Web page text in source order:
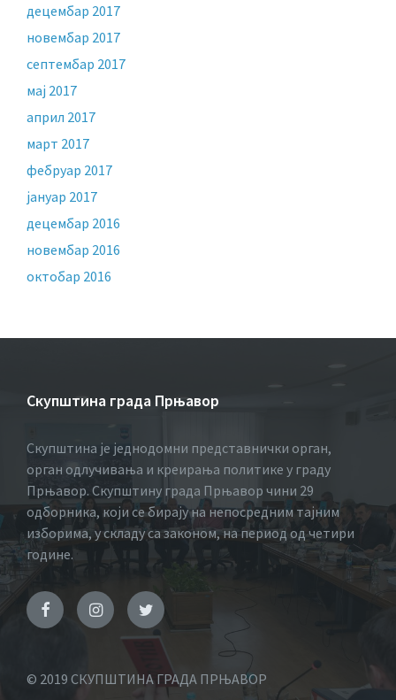
децембар 2017
новембар 2017
септембар 2017
мај 2017
април 2017
март 2017
фебруар 2017
јануар 2017
децембар 2016
новембар 2016
октобар 2016
Скупштина града Прњавор
Скупштина је једнодомни представнички орган,
орган одлучивања и креирања политике у граду
Прњавор. Скупштину града Прњавор чини 29
одборника, који се бирају на непосредним тајним
изборима, у складу са законом, на период од четири
године.
© 2019 СКУПШТИНА ГРАДА ПРЊАВОР